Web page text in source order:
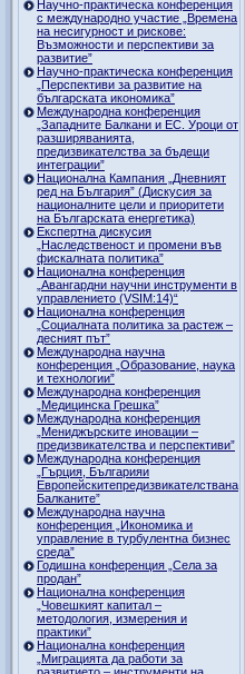
Научно-практическа конференция
с международно участие „Времена
на несигурност и рискове:
Възможности и перспективи за
развитие”
Научно-практическа конференция
„Перспективи за развитие на
българската икономика”
Международна конференция
„Западните Балкани и ЕС. Уроци от
разширяванията,
предизвикателства за бъдещи
интеграции”
Национална Кампания „Дневният
ред на България” (Дискусия за
националните цели и приоритети
на Българската енергетика)
Експертна дискусия
„Наследственост и промени във
фискалната политика”
Национална конференция
„Авангардни научни инструменти в
управлението (VSIM:14)“
Национална конференция
„Социалната политика за растеж –
десният път”
Международна научна
конференция „Образование, наука
и технологии”
Международна конференция
„Медицинска Грешка”
Международна конференция
„Мениджърските иновации –
предизвикателства и перспективи”
Международна конференция
„Гърция, Българияи
Европейскитепредизвикателствана
Балканите”
Международна научна
конференция „Икономика и
управление в турбулентна бизнес
среда”
Годишна конференция „Селa за
продан”
Национална конференция
„Човешкият капитал –
методология, измерения и
практики”
Национална конференция
„Миграцията да работи за